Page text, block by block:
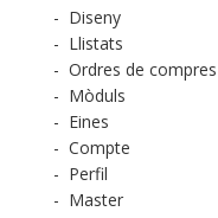
- Diseny
- Llistats
- Ordres de compres
- Mòduls
- Eines
- Compte
- Perfil
- Master